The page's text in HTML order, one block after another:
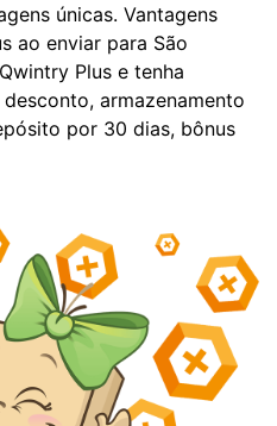
únicas. Vantagens
ao enviar para São
Plus e tenha
armazenamento
por 30 dias, bônus